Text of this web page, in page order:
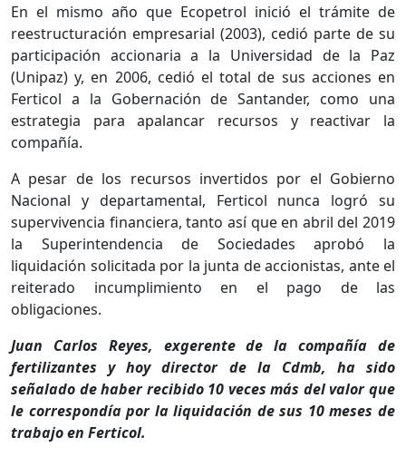
En el mismo año que Ecopetrol inició el trámite de
reestructuración empresarial (2003), cedió parte de su
participación accionaria a la Universidad de la Paz
(Unipaz) y, en 2006, cedió el total de sus acciones en
Ferticol a la Gobernación de Santander, como una
estrategia para apalancar recursos y reactivar la
compañía.
A pesar de los recursos invertidos por el Gobierno
Nacional y departamental, Ferticol nunca logró su
supervivencia financiera, tanto así que en abril del 2019
la Superintendencia de Sociedades aprobó la
liquidación solicitada por la junta de accionistas, ante el
reiterado incumplimiento en el pago de las
obligaciones.
Juan Carlos Reyes, exgerente de la compañía de
fertilizantes y hoy director de la Cdmb, ha sido
señalado de haber recibido 10 veces más del valor que
le correspondía por la liquidación de sus 10 meses de
trabajo en Ferticol.